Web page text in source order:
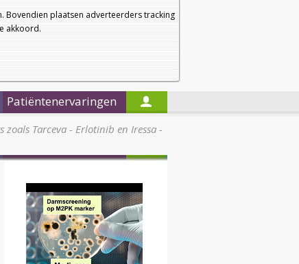
Bovendien plaatsen adverteerders tracking
akkoord.
a
a
Nieuwsbrief
Startpagina
Patiëntenervaringen
zoals Tarceva - Erlotinib en Iressa -